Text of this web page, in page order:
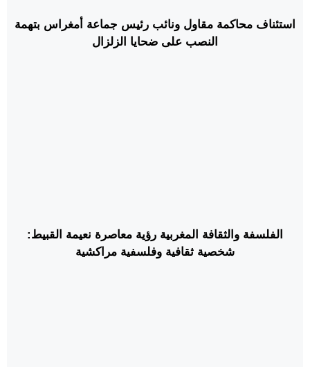
استئناف محاكمة مقاول ونائب رئيس جماعة أمغراس بتهمة
النصب على ضحايا الزلزال
الفلسفة والثقافة المغربية رؤية معاصرة نعيمة القبيط:
شخصية ثقافية وفلسفية مراكشية